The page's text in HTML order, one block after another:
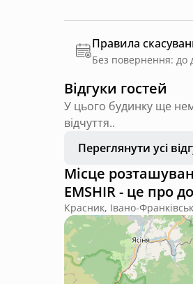
Правила
Без повернення: до
Відгуки гостей
У цього будинку ще
відчуття..
Переглянути усі
Місце
EMSHIR - це про
Красник, Івано-